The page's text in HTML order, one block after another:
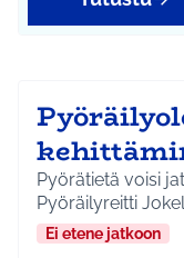
Pyörätietä voisi
Pyöräilyreitti
Ei etene jatkoon